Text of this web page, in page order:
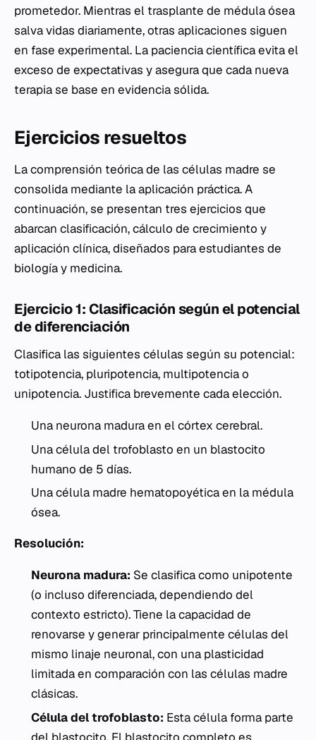
prometedor. Mientras el trasplante de médula ósea
salva vidas diariamente, otras aplicaciones siguen
en fase experimental. La paciencia científica evita el
exceso de expectativas y asegura que cada nueva
terapia se base en evidencia sólida.
Ejercicios resueltos
La comprensión teórica de las células madre se
consolida mediante la aplicación práctica. A
continuación, se presentan tres ejercicios que
abarcan clasificación, cálculo de crecimiento y
aplicación clínica, diseñados para estudiantes de
biología y medicina.
Ejercicio 1: Clasificación según el potencial
de diferenciación
Clasifica las siguientes células según su potencial:
totipotencia, pluripotencia, multipotencia o
unipotencia. Justifica brevemente cada elección.
Una neurona madura en el córtex cerebral.
Una célula del trofoblasto en un blastocito
humano de 5 días.
Una célula madre hematopoyética en la médula
ósea.
Resolución:
Neurona madura: Se clasifica como unipotente
(o incluso diferenciada, dependiendo del
contexto estricto). Tiene la capacidad de
renovarse y generar principalmente células del
mismo linaje neuronal, con una plasticidad
limitada en comparación con las células madre
clásicas.
Célula del trofoblasto: Esta célula forma parte